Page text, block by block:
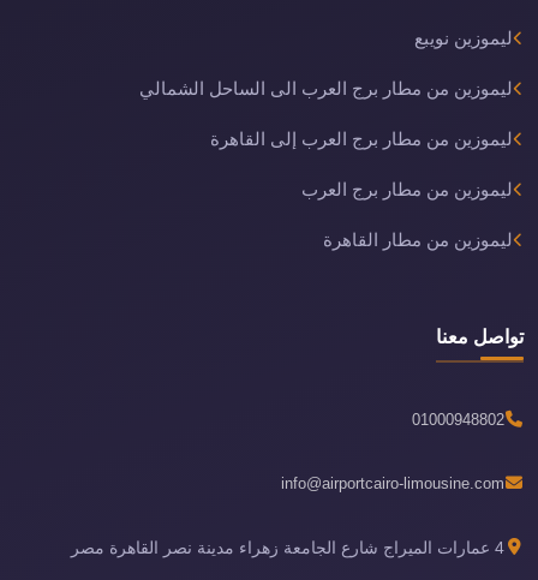
ليموزين نويبع
ليموزين من مطار برج العرب الى الساحل الشمالي
ليموزين من مطار برج العرب إلى القاهرة
ليموزين من مطار برج العرب
ليموزين من مطار القاهرة
تواصل معنا
01000948802
info@airportcairo-limousine.com
4 عمارات الميراج شارع الجامعة زهراء مدينة نصر القاهرة مصر